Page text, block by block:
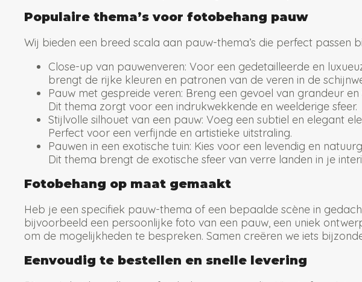
Populaire thema’s voor fotobehang pauw
Wij bieden een breed scala aan pauw-thema’s die perfect passen
Close-up van pauwenveren: Voor een gedetailleerde en
brengt de rijke kleuren en patronen van de veren in de
Pauw met gespreide veren: Breng een gevoel van grandeur
Dit thema zorgt voor een indrukwekkende en weelderige sfeer.
Stijlvolle silhouet van een pauw: Voeg een subtiel en elegant
Perfect voor een verfijnde en artistieke uitstraling.
Pauwen in een exotische tuin: Kies voor een levendig en
Dit thema brengt de exotische sfeer van verre landen in je
Fotobehang op maat gemaakt
Heb je een specifiek pauw-thema of een bepaalde scène in
bijvoorbeeld een persoonlijke foto van een pauw, een uniek
om de mogelijkheden te bespreken. Samen creëren we iets
Eenvoudig te bestellen en snelle levering